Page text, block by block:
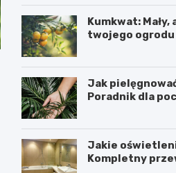
Kumkwat:
twojego ogrodu
Jak
Poradnik dla
Jakie
Kompletny